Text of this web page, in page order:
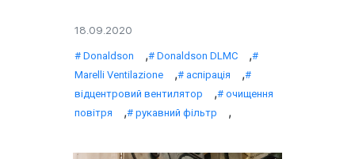
18.09.2020
Donaldson , Donaldson DLMC ,
Marelli Ventilazione , аспірація ,
відцентровий вентилятор ,
очищення
повітря
, рукавний фільтр ,